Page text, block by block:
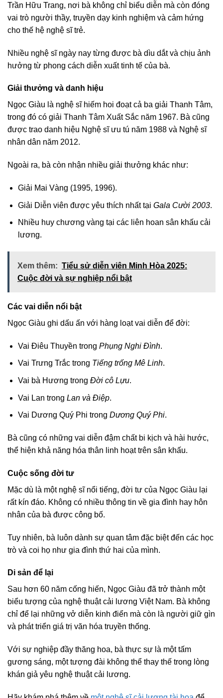
Trần Hữu Trang, nơi bà không chỉ biểu diễn mà còn đóng
vai trò người thầy, truyền dạy kinh nghiệm và cảm hứng
cho thế hệ nghệ sĩ trẻ.
Nhiều nghệ sĩ ngày nay từng được bà dìu dắt và chịu ảnh
hưởng từ phong cách diễn xuất tinh tế của bà.
Giải thưởng và danh hiệu
Ngọc Giàu là nghệ sĩ hiếm hoi đoạt cả ba giải Thanh Tâm,
trong đó có giải Thanh Tâm Xuất Sắc năm 1967. Bà cũng
được trao danh hiệu Nghệ sĩ ưu tú năm 1988 và Nghệ sĩ
nhân dân năm 2012.
Ngoài ra, bà còn nhận nhiều giải thưởng khác như:
Giải Mai Vàng (1995, 1996).
Giải Diễn viên được yêu thích nhất tại Gala Cười 2003.
Nhiều huy chương vàng tại các liên hoan sân khấu cải
lương.
Xem thêm: Tiểu sử diễn viên Minh Hòa 2025:
Cuộc đời và sự nghiệp nổi bật
Các vai diễn nổi bật
Ngọc Giàu ghi dấu ấn với hàng loạt vai diễn để đời:
Vai Điêu Thuyền trong Phụng Nghi Đình.
Vai Trưng Trắc trong Tiếng trống Mê Linh.
Vai bà Hương trong Đời cô Lựu.
Vai Lan trong Lan và Điệp.
Vai Dương Quý Phi trong Dương Quý Phi.
Bà cũng có những vai diễn đậm chất bi kịch và hài hước,
thể hiện khả năng hóa thân linh hoạt trên sân khấu.
Cuộc sống đời tư
Mặc dù là một nghệ sĩ nổi tiếng, đời tư của Ngọc Giàu lại
rất kín đáo. Không có nhiều thông tin về gia đình hay hôn
nhân của bà được công bố.
Tuy nhiên, bà luôn dành sự quan tâm đặc biệt đến các học
trò và coi họ như gia đình thứ hai của mình.
Di sản để lại
Sau hơn 60 năm cống hiến, Ngọc Giàu đã trở thành một
biểu tượng của nghệ thuật cải lương Việt Nam. Bà không
chỉ để lại những vở diễn kinh điển mà còn là người giữ gìn
và phát triển giá trị văn hóa truyền thống.
Với sự nghiệp đầy thăng hoa, bà thực sự là một tấm
gương sáng, một tượng đài không thể thay thế trong lòng
khán giả yêu nghệ thuật cải lương.